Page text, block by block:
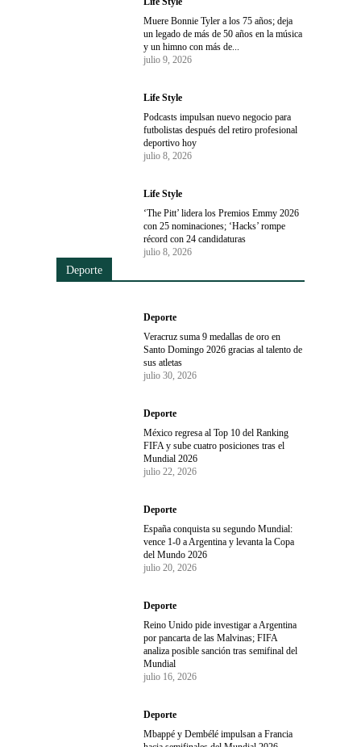
Muere Bonnie Tyler a los 75 años; deja
un legado de más de 50 años en la música
y un himno con más de...
julio 9, 2026
Life Style
Podcasts impulsan nuevo negocio para
futbolistas después del retiro profesional
deportivo hoy
julio 8, 2026
Life Style
‘The Pitt’ lidera los Premios Emmy 2026
con 25 nominaciones; ‘Hacks’ rompe
récord con 24 candidaturas
julio 8, 2026
Deporte
Deporte
Veracruz suma 9 medallas de oro en
Santo Domingo 2026 gracias al talento de
sus atletas
julio 30, 2026
Deporte
México regresa al Top 10 del Ranking
FIFA y sube cuatro posiciones tras el
Mundial 2026
julio 22, 2026
Deporte
España conquista su segundo Mundial:
vence 1-0 a Argentina y levanta la Copa
del Mundo 2026
julio 20, 2026
Deporte
Reino Unido pide investigar a Argentina
por pancarta de las Malvinas; FIFA
analiza posible sanción tras semifinal del
Mundial
julio 16, 2026
Deporte
Mbappé y Dembélé impulsan a Francia